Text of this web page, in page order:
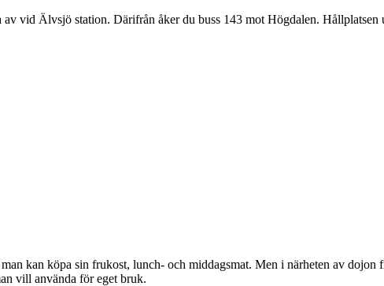
vid Älvsjö station. Därifrån åker du buss 143 mot Högdalen.
kan köpa sin frukost, lunch- och middagsmat. Men i närheten av
vill använda för eget bruk.